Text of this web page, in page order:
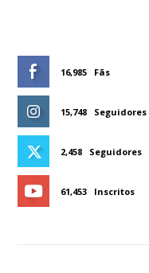
16,985 Fãs
15,748 Seguidores
2,458 Seguidores
61,453 Inscritos